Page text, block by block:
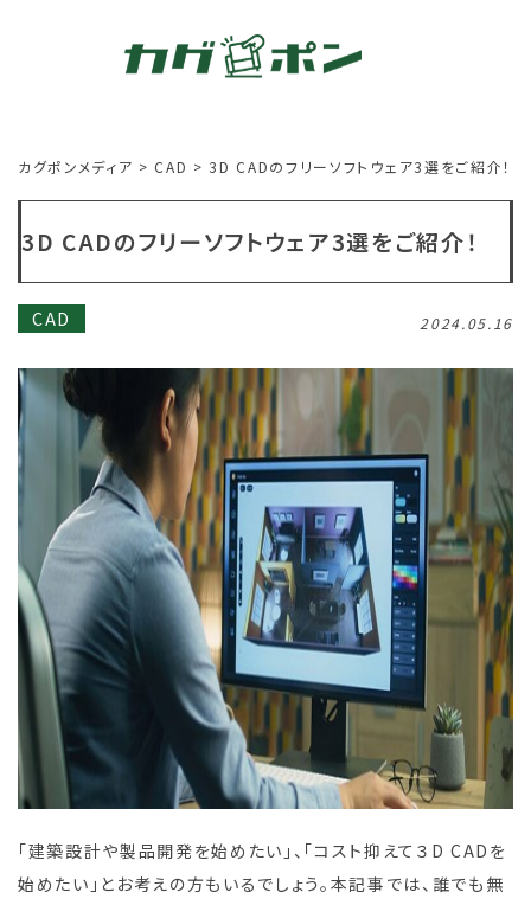
カグポンメディア > CAD > 3D CADのフリーソフトウェア3選をご紹介！
3D CADのフリーソフトウェア3選をご紹介！
CAD 2024.05.16
「建築設計や製品開発を始めたい」、「コスト抑えて３D CADを
始めたい」とお考えの方もいるでしょう。本記事では、誰でも無